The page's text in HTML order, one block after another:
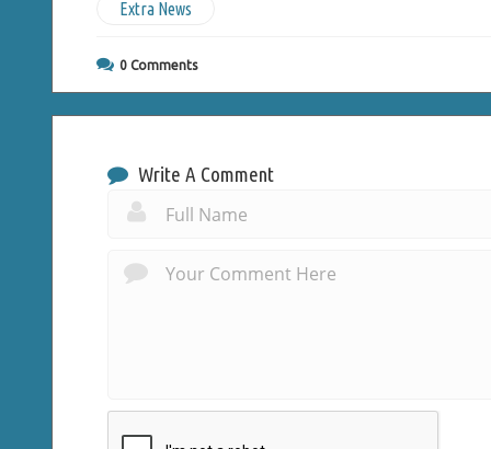
Extra News
0 Comments
Write A Comment